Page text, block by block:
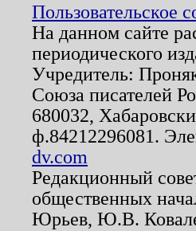
Пользовательское
На данном сайте
периодического
Учредитель:
Союза писателей
680032,
ф.84212296081.
dv.com
Редакционный
общественных
Юрьев, Ю.В.